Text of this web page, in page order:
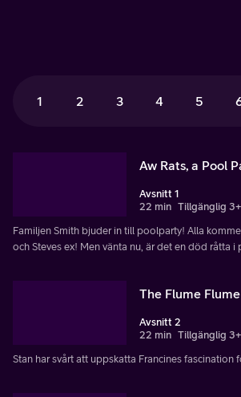
1 2 3 4 5
Aw Rats, a Pool
Avsnitt 1
22 min Tillgänglig
Familjen Smith bjuder in till poolparty! Alla
och Steves ex! Men vänta nu, är det en död råtta i
The Flume
Avsnitt 2
22 min Tillgänglig
Stan har svårt att uppskatta Francines fascination